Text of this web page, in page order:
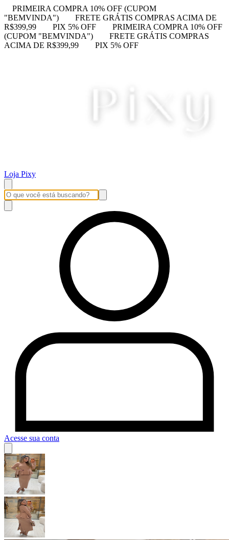
PRIMEIRA COMPRA 10% OFF (CUPOM
"BEMVINDA")
FRETE GRÁTIS COMPRAS ACIMA DE
R$399,99
PIX 5% OFF
PRIMEIRA COMPRA 10% OFF
(CUPOM "BEMVINDA")
FRETE GRÁTIS COMPRAS
ACIMA DE R$399,99
PIX 5% OFF
Loja Pixy
Acesse sua conta